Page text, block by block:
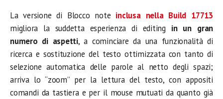
La versione di Blocco note inclusa nella Build 17713
migliora la suddetta esperienza di editing in un gran
numero di aspetti, a cominciare da una funzionalità di
ricerca e sostituzione del testo ottimizzata con tanto di
selezione automatica delle parole al netto degli spazi;
arriva lo “zoom” per la lettura del testo, con appositi
comandi da tastiera e per il mouse mutuati da quanto già